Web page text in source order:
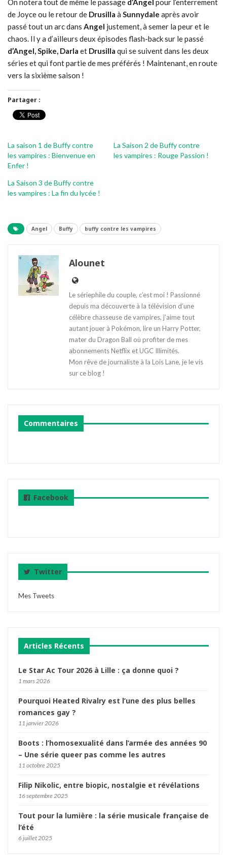
On notera tout de même le passage d’Angel pour l’enterrement
de Joyce ou le retour de Drusilla à Sunnydale après avoir
passé tout un arc dans Angel justement, à semer la peur et le
chaos. Il y a d’ailleurs deux épisodes flash-back sur le passé
d’Angel, Spike, Darla et Drusilla qui se suivent dans les deux
séries et qui font partie de mes préférés ! Maintenant, en route
vers la sixième saison !
Partager :
La saison 1 de Buffy contre
les vampires : Bienvenue en
Enfer !
La Saison 2 de Buffy contre
les vampires : Rouge Passion !
La Saison 3 de Buffy contre
les vampires : La fin du lycée !
Angel Buffy buffy contre les vampires
Alounet
Le sériephile du couple, c’est moi ! Passionné
depuis ma découverte à la télévision d’une
célèbre chasseuse de vampires, j’aime tout
autant jouer à Pokémon, lire un Harry Potter,
mater du Dragon Ball où profiter de mes
abonnements Netflix et UGC Illimités.
Mon rêve de journaliste à la Lois Lane, je le vis
sur ce blog !
Commentaires
Facebook
Twitter
Mes Tweets
Articles Récents
Le Star Ac Tour 2026 à Lille : ça donne quoi ?
1 mars 2026
Pourquoi Heated Rivalry est l’une des plus belles
romances gay ?
11 janvier 2026
Boots : l’homosexualité dans l’armée des années 90
– Une série queer pas comme les autres
11 octobre 2025
Filip Nikolic, entre biopic, nostalgie et révélations
16 septembre 2025
Tout pour la lumière : la série musicale française de
l’été
6 juillet 2025